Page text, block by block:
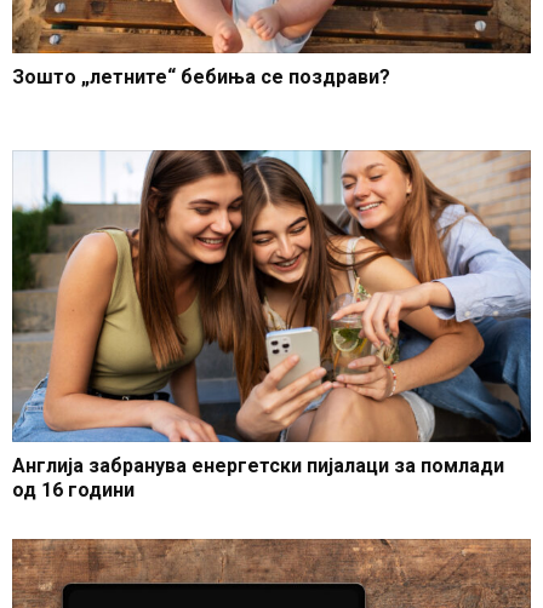
Зошто „летните“ бебиња се поздрави?
Англија забранува енергетски пијалаци за помлади
од 16 години